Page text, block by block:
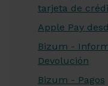
tarjeta de
Apple Pay
Bizum -
Devolución
Bizum - Pagos